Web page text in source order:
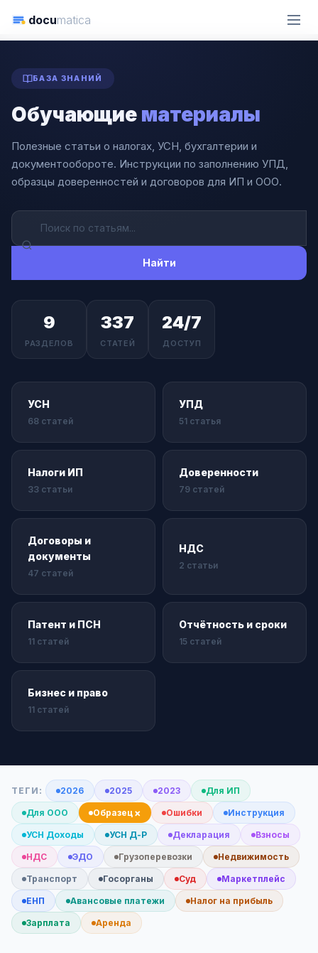
documatica
ГЛАВНАЯ СТАТЬИ
БАЗА ЗНАНИЙ
Обучающие материалы
Полезные статьи о налогах, УСН, бухгалтерии и
документообороте. Инструкции по заполнению УПД,
образцы доверенностей и договоров для ИП и ООО.
Найти
9
РАЗДЕЛОВ
337
СТАТЕЙ
24/7
ДОСТУП
УСН
68 статей
УПД
51 статья
Налоги ИП
33 статьи
Доверенности
79 статей
Договоры и
документы
47 статей
НДС
2 статьи
Патент и ПСН
11 статей
Отчётность и сроки
15 статей
Бизнес и право
11 статей
ТЕГИ: 2026 2025 2023 Для ИП
Для ООО Образец × Ошибки Инструкция
УСН Доходы УСН Д-Р Декларация Взносы
НДС ЭДО Грузоперевозки Недвижимость
Транспорт Госорганы Суд Маркетплейс
ЕНП Авансовые платежи Налог на прибыль
Зарплата Аренда